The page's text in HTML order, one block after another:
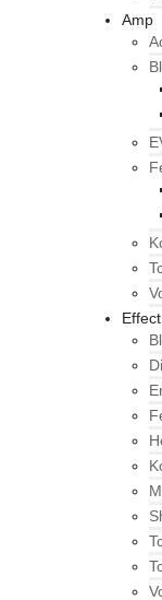
Amp
Effect